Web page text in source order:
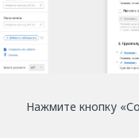
Нажмите кнопку